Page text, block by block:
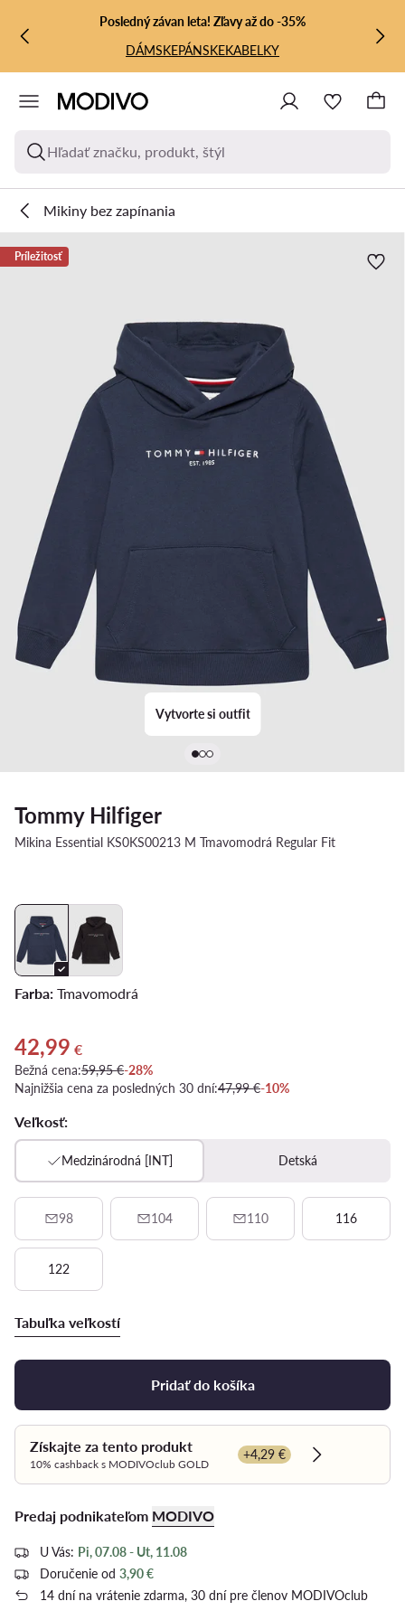
PREJSŤ NA HLAVNÝ OBSAH
PREJSŤ NA VYHĽADÁVANIE
Posledný závan leta! Zľavy až do -35%
DÁMSKEPÁNSKEKABELKY
Hľadať značku, produkt, štýl
Mikiny bez zapínania
Príležitosť
Vytvorte si outfit
Tommy Hilfiger
Mikina Essential KS0KS00213 M Tmavomodrá Regular Fit
Farba: Tmavomodrá
Aktuálna cena 42,99 €
42,99 €
Bežná cena:59,95 €-28%
Najnižšia cena za posledných 30 dní:47,99 €-10%
Veľkosť:
Medzinárodná [INT] Detská
98 104 110 116
122
Tabuľka veľkostí
Pridať do košíka
Získajte za tento produkt
10% cashback s MODIVOclub GOLD
+4,29 €
Dowiedz się
Predaj podnikateľom MODIVO
U Vás: Pi, 07.08 - Ut, 11.08
Doručenie od 3,90 €
14 dní na vrátenie zdarma, 30 dní pre členov MODIVOclub